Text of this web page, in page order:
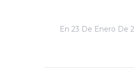
En 23 De Enero De